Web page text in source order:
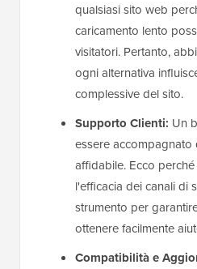
qualsiasi sito web
caricamento lento
visitatori. Pertanto,
ogni alternativa
complessive del sito.
Supporto Clienti: Un
essere
affidabile. Ecco
l'efficacia dei canali di
strumento per
ottenere facilmente
Compatibilità e